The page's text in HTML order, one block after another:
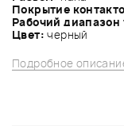
Покрытие
Рабочий диапазон
Цвет: черный
Подробное